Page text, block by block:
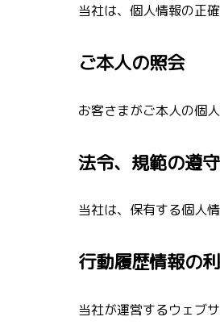
当社は、個人情報の正
ご本人の照会
お客さまがご本人の個
法令、規範の遵
当社は、保有する個人
行動履歴情報の
当社が運営するウェブ